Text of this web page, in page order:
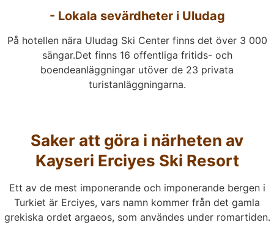
- Lokala sevärdheter i Uludag
På hotellen nära Uludag Ski Center finns det över 3 000
sängar.Det finns 16 offentliga fritids- och
boendeanläggningar utöver de 23 privata
turistanläggningarna.
Saker att göra i närheten av
Kayseri Erciyes Ski Resort
Ett av de mest imponerande och imponerande bergen i
Turkiet är Erciyes, vars namn kommer från det gamla
grekiska ordet argaeos, som användes under romartiden.